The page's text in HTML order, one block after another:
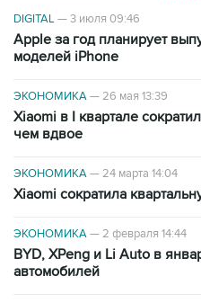
DIGITAL—3 июля 09:46
Apple за год планирует
моделей iPhone
ЭКОНОМИКА—26 мая 13:39
Xiaomi в I квартале
чем вдвое
ЭКОНОМИКА—24 марта 14:04
Xiaomi сократила
ЭКОНОМИКА—2 февраля 14:44
BYD, XPeng и Li Auto в
автомобилей